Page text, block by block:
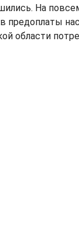
На
предоплаты
области